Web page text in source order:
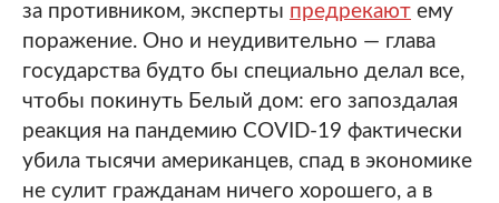
за противником, эксперты предрекают ему
поражение. Оно и неудивительно — глава
государства будто бы специально делал все,
чтобы покинуть Белый дом: его запоздалая
реакция на пандемию COVID-19 фактически
убила тысячи американцев, спад в экономике
не сулит гражданам ничего хорошего, а в